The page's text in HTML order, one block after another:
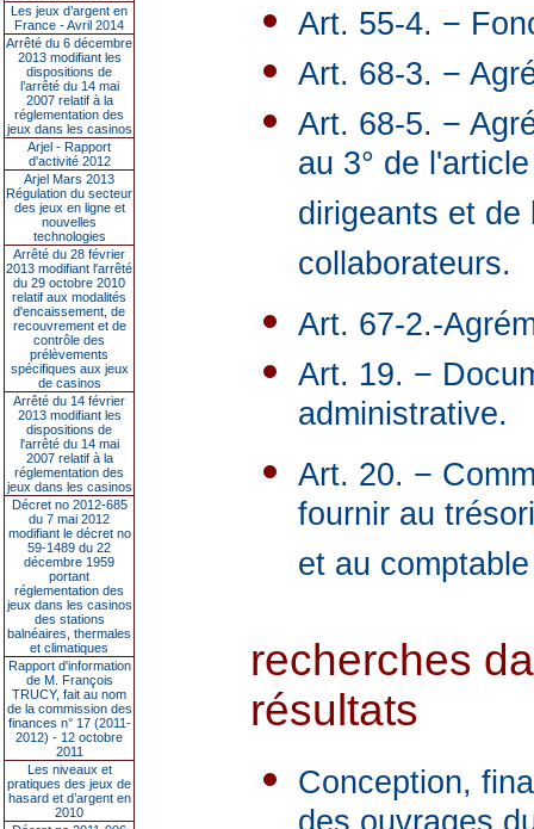
Les jeux d’argent en
France - Avril 2014
Arrêté du 6 décembre
2013 modifiant les
dispositions de
l’arrêté du 14 mai
2007 relatif à la
réglementation des
jeux dans les casinos
Arjel - Rapport
d'activité 2012
Arjel Mars 2013
Régulation du secteur
des jeux en ligne et
nouvelles
technologies
Arrêté du 28 février
2013 modifiant l'arrêté
du 29 octobre 2010
relatif aux modalités
d'encaissement, de
recouvrement et de
contrôle des
prélèvements
spécifiques aux jeux
de casinos
Arrêté du 14 février
2013 modifiant les
dispositions de
l'arrêté du 14 mai
2007 relatif à la
réglementation des
jeux dans les casinos
Décret no 2012-685
du 7 mai 2012
modifiant le décret no
59-1489 du 22
décembre 1959
portant
réglementation des
jeux dans les casinos
des stations
balnéaires, thermales
et climatiques
Rapport d'information
de M. François
TRUCY, fait au nom
de la commission des
finances n° 17 (2011-
2012) - 12 octobre
2011
Les niveaux et
pratiques des jeux de
hasard et d’argent en
2010
Art. 55-4. −
Art. 68-3. −
Art. 68-5. −
au 3° de
dirigeants et
collaborateurs.
Art. 67-2.-
Art. 19. −
administrative.
Art. 20. −
fournir au
et au
recherches
résultats
Conception,